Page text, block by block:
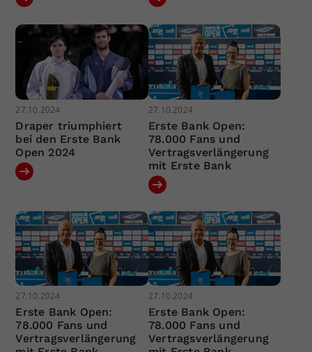
27.10.2024
Draper triumphiert
bei den Erste Bank
Open 2024
27.10.2024
Erste Bank Open:
78.000 Fans und
Vertragsverlängerung
mit Erste Bank
27.10.2024
Erste Bank Open:
78.000 Fans und
Vertragsverlängerung
27.10.2024
Erste Bank Open:
78.000 Fans und
Vertragsverlängerung